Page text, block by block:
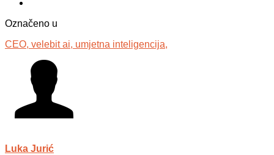
Označeno u
CEO, velebit ai, umjetna inteligencija,
Luka Jurić